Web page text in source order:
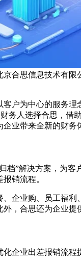
合思信息技术有
户为中心的服务
务人选择合思，
业带来全新的财务
”解决方案，为
销流程。
企业购、员工福
，合思还为企业
企业出差报销流程